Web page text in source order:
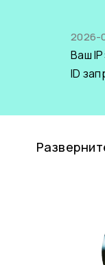
2026-
Ваш IP:
ID